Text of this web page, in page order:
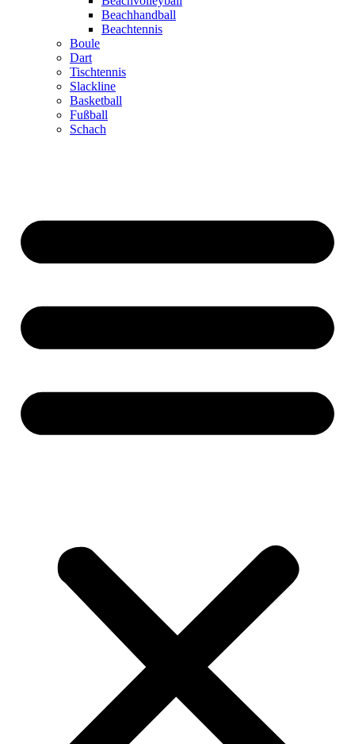
Beachhandball
Beachtennis
Boule
Dart
Tischtennis
Slackline
Basketball
Fußball
Schach